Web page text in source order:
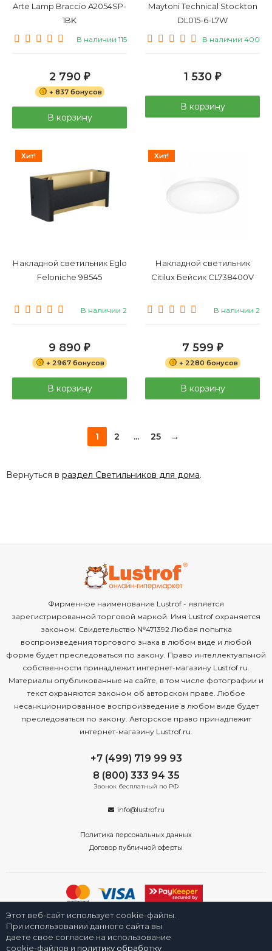
Arte Lamp Braccio A2054SP-
1BK
В наличии 115
2 790 ₽
+ 837 бонусов
В корзину
Maytoni Technical Stockton
DL015-6-L7W
В наличии 400
1 530 ₽
В корзину
Хит!
Накладной светильник Eglo
Feloniche 98545
В наличии 2
9 890 ₽
+ 2967 бонусов
В корзину
Хит!
Накладной светильник
Citilux Бейсик CL738400V
В наличии 2
7 599 ₽
+ 2280 бонусов
В корзину
1 2 ... 25 →
Вернуться в раздел Светильников для дома.
Фирменное наименование Lustrof - является
зарегистрированной торговой маркой. Имя Lustrof охраняется
законом. Свидетельство №471392 Любая попытка
воспроизведения торгового знака в любом виде и любой
форме будет преследоваться по закону. Право интеллектуальной
собственности принадлежит интернет-магазину Lustrof.ru.
Материалы опубликованные на сайте, в том числе фотографии и
текст охраняются законом об авторском праве. Любое
несанкционированное воспроизведение в любом виде будет
преследоваться по закону. Авторское право принадлежит
интернет-магазину Lustrof.ru.
+7 (499) 719 99 93
8 (800) 333 94 35
Звонок бесплатный по РФ
info@lustrof.ru
Политика персональных данных
Договор публичной оферты
2008-2026 © Интернет-магазин «Люстроф» в Новосибирске - приборы
освещения для дома и улицы. Все права защищены.
Этот веб-сайт использует cookie-файлы.
При использовании данного сайта вы
даете свое согласие на использование
cookie-файлов и политику обработку